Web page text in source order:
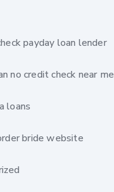
payday loan lender
no credit check near me
loans
bride website